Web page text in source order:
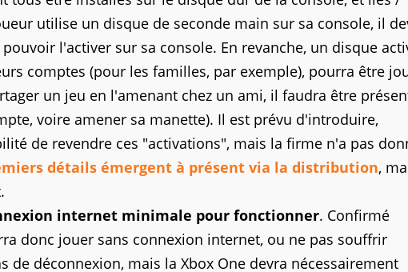
utilise un disque de seconde main sur sa console, il
l'activer sur sa console. En revanche, un disque
comptes (pour les familles, par exemple), pourra être
un jeu en l'amenant chez un ami, il faudra être
voire amener sa manette). Il est prévu d'introduire,
de revendre ces "activations", mais la firme n'a pas
détails émergent à présent via la distribution,
internet minimale pour fonctionner. Confirmé
donc jouer sans connexion internet, ou ne pas souffrir
de déconnexion, mais la Xbox One devra nécessairement